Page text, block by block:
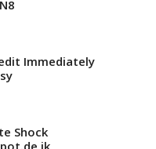
Immediately
Shock